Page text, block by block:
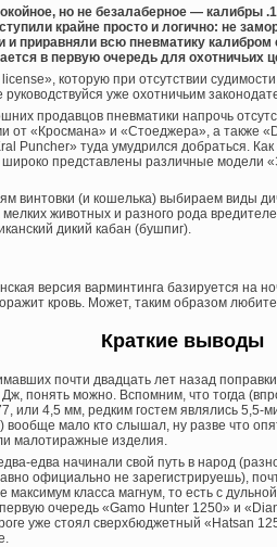
но не безалаберное — калибры
крайне просто и логично: не
и приравняли всю пневматику
в первую очередь для охотничьих
которую при отсутствии
уже охотничьим
продавцов пневматики напрочь
от «Кросмана» и «Стоеджера», а также
Puncher» туда умудрился добраться.
широко представлены различные модели
винтовки (и кошелька) выбираем виды
мелких животных и разного рода
дикий кабан (бушпиг).
версия варминтинга базируется на
кровь. Может, таким образом
Краткие выводы
почти двадцать лет назад
понять можно. Вспомним, что тогда
или 4,5 мм, редким гостем являлись 5,5-
вообще мало кто слышал, ну разве что
малотиражные изделия.
едва начинали свой путь в народ
официально не зарегистрируешь),
класса магнум, то есть с
очередь «Gamo Hunter 1250» и
уже стоял сверхбюджетный «Hatsan